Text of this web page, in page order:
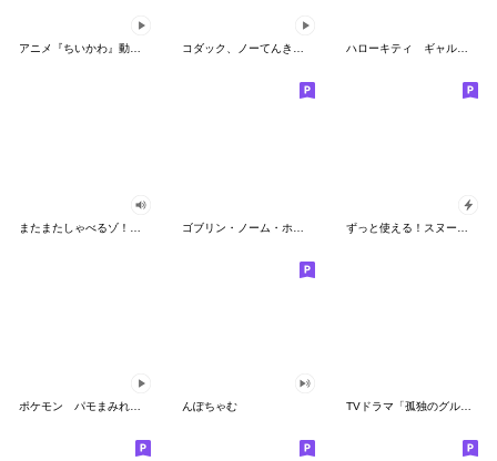
アニメ『ちいかわ』動くLINEスタンプ vol.2 コダック、ノーてんきに悩み中！ ハローキティ ギャルバイブス♡
んぽちゃむ TVドラマ「孤独のグルメ」